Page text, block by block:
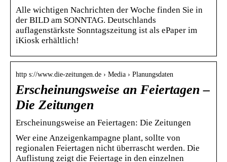
Alle wichtigen Nachrichten der Woche finden Sie in
der BILD am SONNTAG. Deutschlands
auflagenstärkste Sonntagszeitung ist als ePaper im
iKiosk erhältlich!
http s://www.die-zeitungen.de › Media › Planungsdaten
Erscheinungsweise an Feiertagen –
Die Zeitungen
Erscheinungsweise an Feiertagen: Die Zeitungen
Wer eine Anzeigenkampagne plant, sollte von
regionalen Feiertagen nicht überrascht werden. Die
Auflistung zeigt die Feiertage in den einzelnen